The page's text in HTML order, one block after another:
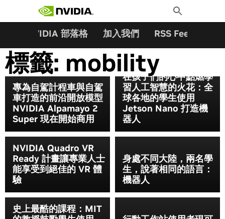
Toggle
Search
NVIDIA 部落格 加入我們 RSS Feeds
標籤: mobility
專為自駕計程車與自駕
車打造的前沿開放模型
NVIDIA Alpamayo 2
Super 現在開始商用
在孩子們的心中點燃學
習人工智慧的火花：全
球各地的學生使用
Jetson Nano 打造機
器人
NVIDIA Quadro VR
Ready 計畫讓專業人士
能享受到絕佳的 VR 體
驗
身處不同大陸，兩名學
生，說著相同的語言：
機器人
史上最酷的課程：MIT